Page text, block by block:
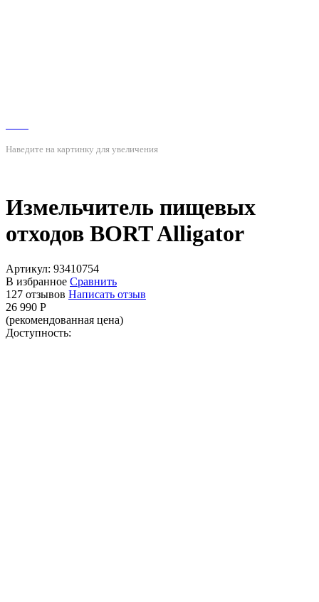
Наведите на картинку для увеличения
Измельчитель пищевых
отходов BORT Alligator
Артикул: 93410754
В избранное Сравнить
127 отзывов Написать отзыв
26 990 Р
(рекомендованная цена)
Доступность: